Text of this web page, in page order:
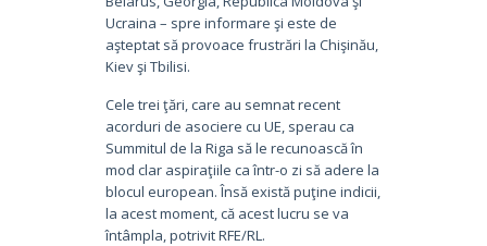
Ucraina – spre informare şi este de
aşteptat să provoace frustrări la Chişinău,
Kiev şi Tbilisi.
Cele trei ţări, care au semnat recent
acorduri de asociere cu UE, sperau ca
Summitul de la Riga să le recunoască în
mod clar aspiraţiile ca într-o zi să adere la
blocul european. Însă există puţine indicii,
la acest moment, că acest lucru se va
întâmpla, potrivit RFE/RL.